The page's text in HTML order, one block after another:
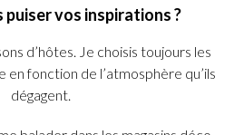
puiser vos inspirations ?
d’hôtes. Je choisis toujours les
en fonction de l’atmosphère qu’ils
dégagent.